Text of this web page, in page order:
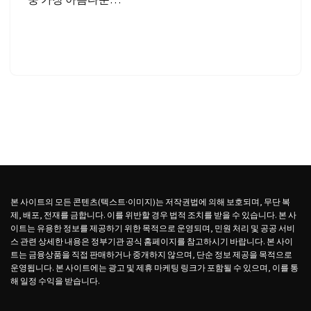
본 사이트의 모든 콘텐츠(텍스트·이미지)는 저작권법에 의해 보호되며, 무단 복
제, 배포, 전재를 금합니다. 이를 위반할 경우 법적 조치를 받을 수 있습니다. 본 사
이트는 유용한 정보를 제공하기 위한 목적으로 운영되며, 민원 처리 및 공공 서비
스 관련 상세한 내용은 정부기관 공식 홈페이지를 참고하시기 바랍니다. 본 사이
트는 금융상품을 직접 판매하거나 중개하지 않으며, 단순 정보 제공을 목적으로
운영됩니다. 본 사이트에는 광고 및 제휴 마케팅 링크가 포함될 수 있으며, 이를 통
해 일정 수익을 받습니다.